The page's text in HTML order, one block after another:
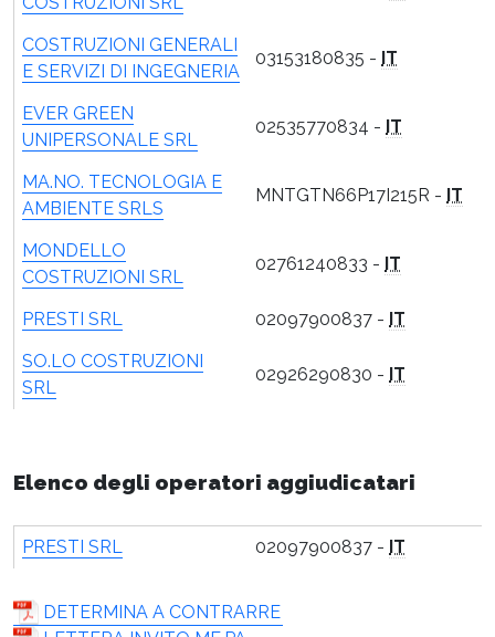
COSTRUZIONI GENERALI
E SERVIZI DI INGEGNERIA
03153180835 - IT
EVER GREEN
UNIPERSONALE SRL
02535770834 - IT
MA.NO. TECNOLOGIA E
AMBIENTE SRLS
MNTGTN66P17I215R - IT
MONDELLO
COSTRUZIONI SRL
02761240833 - IT
PRESTI SRL 02097900837 - IT
SO.LO COSTRUZIONI
SRL
02926290830 - IT
Elenco degli operatori aggiudicatari
PRESTI SRL 02097900837 - IT
DETERMINA A CONTRARRE